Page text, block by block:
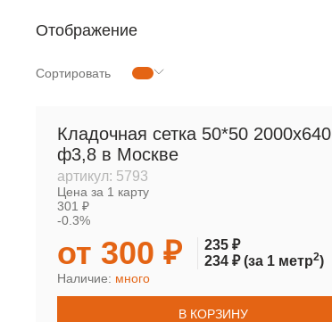
Отображение
Сортировать
Кладочная сетка 50*50 2000х640
ф3,8 в Москве
артикул: 5793
Цена за 1 карту
301 ₽
-0.3%
от 300 ₽
235 ₽
234 ₽(за 1 метр2)
Наличие: много
В КОРЗИНУ